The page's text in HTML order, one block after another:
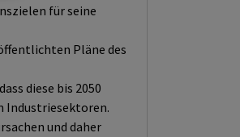
für seine
Pläne des
diese bis 2050
Industriesektoren.
und daher